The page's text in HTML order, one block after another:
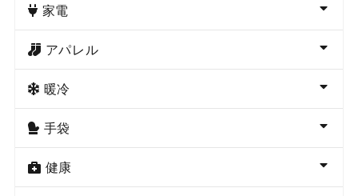
家電
アパレル
暖冷
手袋
健康